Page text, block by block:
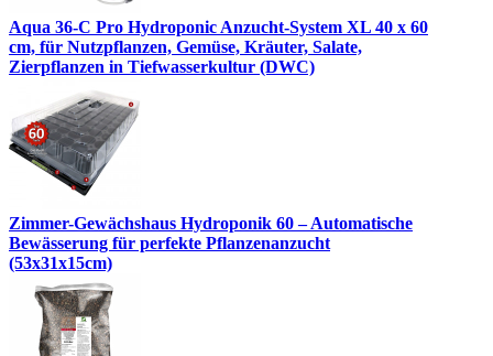
Aqua 36-C Pro Hydroponic Anzucht-System XL 40 x 60
cm, für Nutzpflanzen, Gemüse, Kräuter, Salate,
Zierpflanzen in Tiefwasserkultur (DWC)
Zimmer-Gewächshaus Hydroponik 60 – Automatische
Bewässerung für perfekte Pflanzenanzucht
(53x31x15cm)